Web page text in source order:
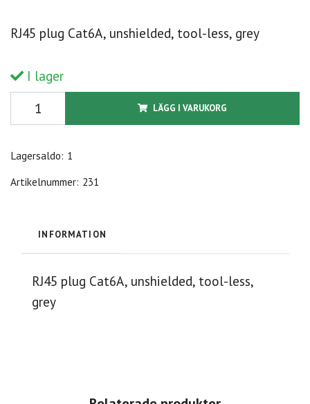
RJ45 plug Cat6A, unshielded, tool-less, grey
I lager
LÄGG I VARUKORG
Lagersaldo: 1
Artikelnummer: 231
INFORMATION
RJ45 plug Cat6A, unshielded, tool-less,
grey